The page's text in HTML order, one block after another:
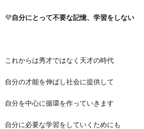
💜自分にとって不要な記憶、学習をしない
これからは秀才ではなく天才の時代
自分の才能を伸ばし社会に提供して
自分を中心に循環を作っていきます
自分に必要な学習をしていくためにも